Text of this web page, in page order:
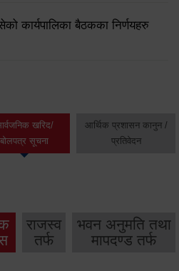
कार्यपालिका बैठकका निर्णयहरु
खरिद/
बोलपत्र सूचना
आर्थिक प्रशासन कानुन /
प्रतिवेदन
राजस्व
तर्फ
भवन अनुमति तथा
मापदण्ड तर्फ